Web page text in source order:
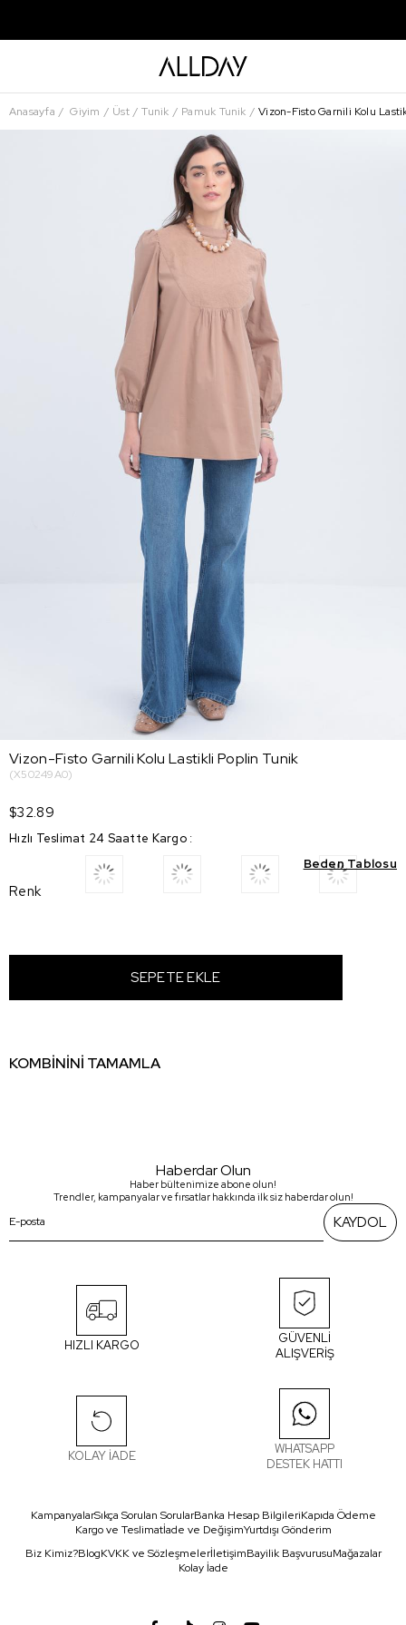
Anasayfa Giyim Üst Tunik Pamuk Tunik Vizon-Fisto Garnili Kolu
Vizon-Fisto Garnili Kolu Lastikli Poplin Tunik
(X50249A0)
$32.89
Hızlı Teslimat 24 Saatte Kargo :
Beden Tablosu
Renk
KOMBİNİNİ TAMAMLA
Haberdar Olun
Haber bültenimize abone olun!
Trendler, kampanyalar ve fırsatlar hakkında ilk siz haberdar olun!
KAYDOL
HIZLI KARGO
GÜVENLİ
ALIŞVERİŞ
KOLAY İADE
WHATSAPP
DESTEK HATTI
KampanyalarSıkça Sorulan SorularBanka Hesap BilgileriKapıda Ödeme
Kargo ve Teslimatİade ve DeğişimYurtdışı Gönderim
Biz Kimiz?BlogKVKK ve SözleşmelerİletişimBayilik BaşvurusuMağazalar
Kolay İade